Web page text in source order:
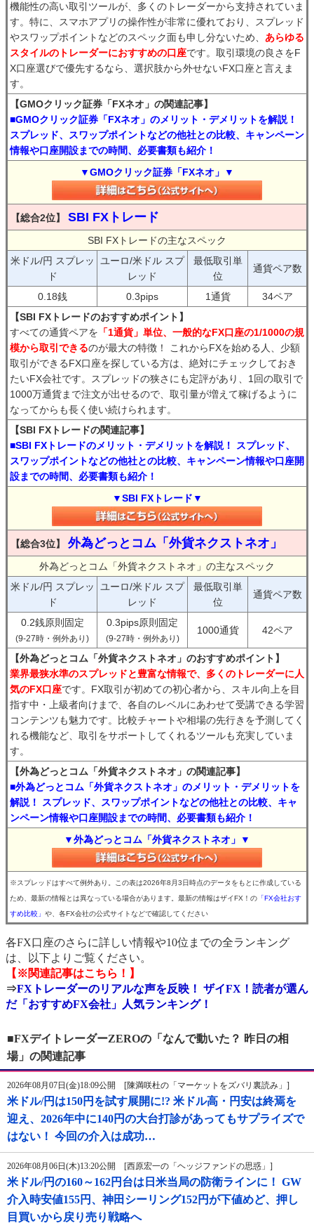
機能性の高い取引ツールが、多くのトレーダーから支持されていま
す。特に、スマホアプリの操作性が非常に優れており、スプレッド
やスワップポイントなどのスペック面も申し分ないため、 あらゆる
スタイルのトレーダーにおすすめの口座です。取引環境の良さをF
X口座選びで優先するなら、選択肢から外せないFX口座と言えま
す。
【GMOクリック証券「FXネオ」の関連記事】
■GMOクリック証券「FXネオ」のメリット・デメリットを解説！
スプレッド、スワップポイントなどの他社との比較、キャンペーン
情報や口座開設までの時間、必要書類も紹介！
▼GMOクリック証券「FXネオ」▼
【総合2位】 SBI FXトレード
SBI FXトレードの主なスペック
米ドル/円 スプレッ
ド
ユーロ/米ドル スプ
レッド
最低取引単
位
通貨ペア数
0.18銭 0.3pips 1通貨
34ペア
【SBI FXトレードのおすすめポイント】
すべての通貨ペアを 「1通貨」単位、一般的なFX口座の1/1000の規
模から取引できるのが最大の特徴！ これからFXを始める人、少額
取引ができるFX口座を探している方は、絶対にチェックしておき
たいFX会社です。スプレッドの狭さにも定評があり、1回の取引で
1000万通貨まで注文が出せるので、取引量が増えて稼げるように
なってからも長く使い続けられます。
【SBI FXトレードの関連記事】
■SBI FXトレードのメリット・デメリットを解説！ スプレッド、
スワップポイントなどの他社との比較、キャンペーン情報や口座開
設までの時間、必要書類も紹介！
▼SBI FXトレード▼
【総合3位】 外為どっとコム「外貨ネクストネオ」
外為どっとコム「外貨ネクストネオ」の主なスペック
米ドル/円 スプレッ
ド
ユーロ/米ドル スプ
レッド
最低取引単
位
通貨ペア数
0.2銭原則固定
(9-27時・例外あり)
0.3pips原則固定
(9-27時・例外あり)
1000通貨 42ペア
【外為どっとコム「外貨ネクストネオ」のおすすめポイント】
業界最狭水準のスプレッドと豊富な情報で、多くのトレーダーに人
気のFX口座です。FX取引が初めての初心者から、スキル向上を目
指す中・上級者向けまで、各自のレベルにあわせて受講できる学習
コンテンツも魅力です。比較チャートや相場の先行きを予測してく
れる機能など、取引をサポートしてくれるツールも充実していま
す。
【外為どっとコム「外貨ネクストネオ」の関連記事】
■外為どっとコム「外貨ネクストネオ」のメリット・デメリットを
解説！ スプレッド、スワップポイントなどの他社との比較、キャ
ンペーン情報や口座開設までの時間、必要書類も紹介！
▼外為どっとコム「外貨ネクストネオ」▼
※スプレッドはすべて例外あり。この表は2026年8月3日時点のデータをもとに作成している
ため、最新の情報とは異なっている場合があります。最新の情報はザイFX！の 「FX会社おす
すめ比較」 や、各FX会社の公式サイトなどで確認してください
各FX口座のさらに詳しい情報や10位までの全ランキング
は、以下よりご覧ください。
【※関連記事はこちら！】
⇒FXトレーダーのリアルな声を反映！ ザイFX！読者が選ん
だ「おすすめFX会社」人気ランキング！
■FXデイトレーダーZEROの「なんで動いた？ 昨日の相
場」の関連記事
2026年08月07日(金)18:09公開 [陳満咲杜の「マーケットをズバリ裏読み」]
米ドル/円は150円を試す展開に!? 米ドル高・円安は終焉を
迎え、2026年中に140円の大台打診があってもサプライズで
はない！ 今回の介入は成功…
2026年08月06日(木)13:20公開 [西原宏一の「ヘッジファンドの思惑」]
米ドル/円の160～162円台は日米当局の防衛ラインに！ GW
介入時安値155円、神田シーリング152円が下値めど、押し
目買いから戻り売り戦略へ